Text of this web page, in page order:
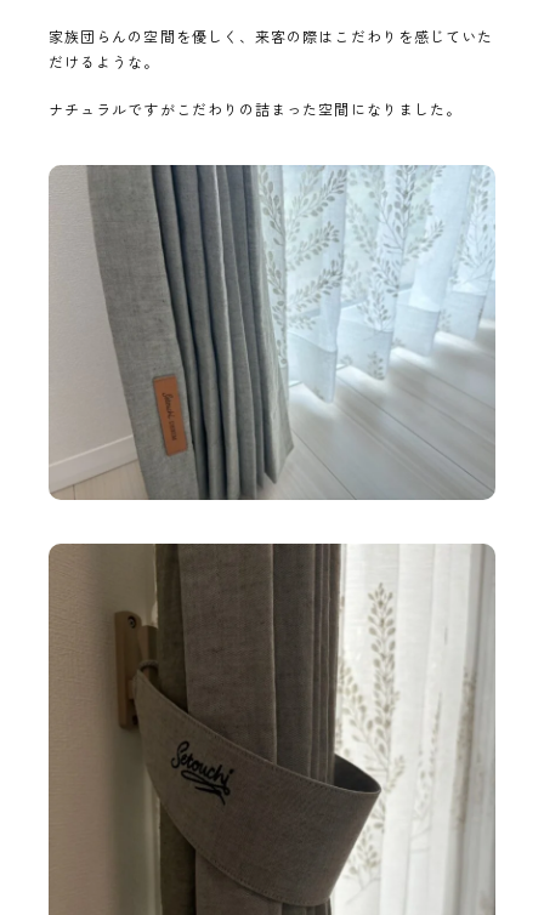
家族団らんの空間を優しく、来客の際はこだわりを感じていた
だけるような。
ナチュラルですがこだわりの詰まった空間になりました。